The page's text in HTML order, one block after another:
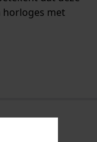
horloges met